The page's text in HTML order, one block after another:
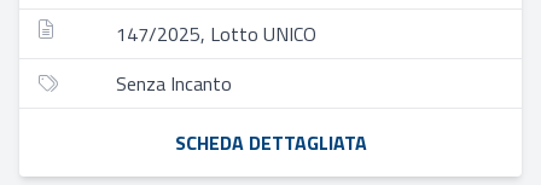
147/2025, Lotto UNICO
Senza Incanto
SCHEDA DETTAGLIATA